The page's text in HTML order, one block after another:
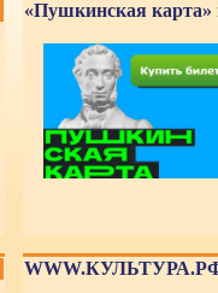
«Пушкинская карта»
WWW.КУЛЬТУРА.РФ